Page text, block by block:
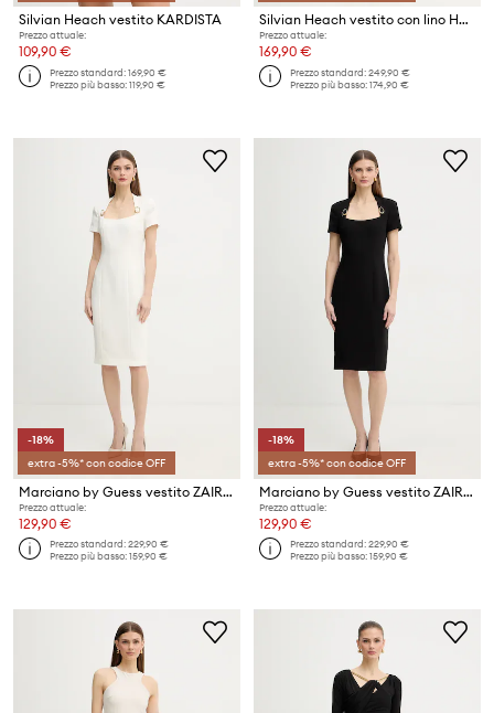
Silvian Heach vestito KARDISTA
Prezzo attuale:
109,90 €
Prezzo standard:169,90 €
Prezzo più basso:119,90 €
Silvian Heach vestito con lino HALCYON
Prezzo attuale:
169,90 €
Prezzo standard:249,90 €
Prezzo più basso:174,90 €
-18%
extra -5%* con codice OFF
Marciano by Guess vestito ZAIRA
Prezzo attuale:
129,90 €
Prezzo standard:229,90 €
Prezzo più basso:159,90 €
-18%
extra -5%* con codice OFF
Marciano by Guess vestito ZAIRA
Prezzo attuale:
129,90 €
Prezzo standard:229,90 €
Prezzo più basso:159,90 €